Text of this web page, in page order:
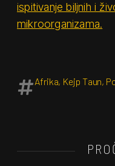
ispitivanje biljnih i
mikroorganizama.
Afrika, Kejp Taun,